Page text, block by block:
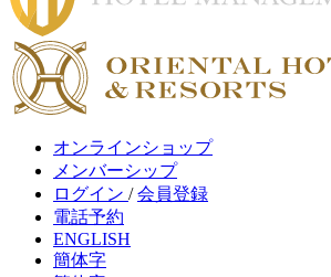
オンラインショップ
メンバーシップ
ログイン /会員登録
電話予約
ENGLISH
簡体字